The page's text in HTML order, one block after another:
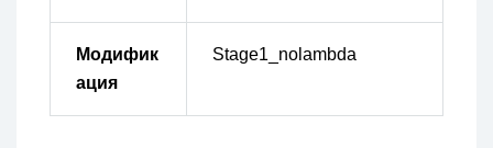
Модифик
ация
Stage1_nolambda